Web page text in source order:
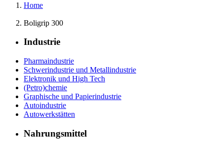
Home
Boligrip 300
Industrie
Pharmaindustrie
Schwerindustrie und Metallindustrie
Elektronik und High Tech
(Petro)chemie
Graphische und Papierindustrie
Autoindustrie
Autowerkstätten
Nahrungsmittel